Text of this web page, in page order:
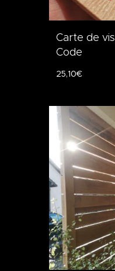
Carte de
Code
25,10€